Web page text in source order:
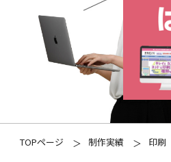
TOPページ 制作実績 印刷